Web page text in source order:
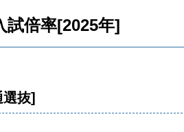
試倍率[2025年]
抜]